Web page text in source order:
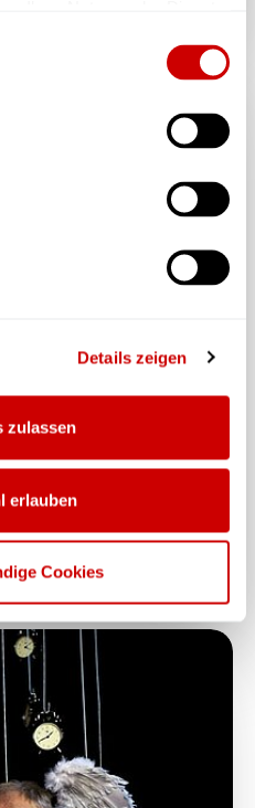
Details zeigen
zulassen
erlauben
Cookies